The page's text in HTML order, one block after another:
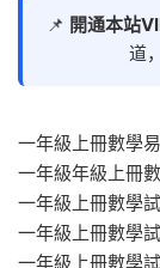
📌 開通本站
道
一年級上冊數學
一年級年級上冊
一年級上冊數學
一年級上冊數學
一年級上冊數學